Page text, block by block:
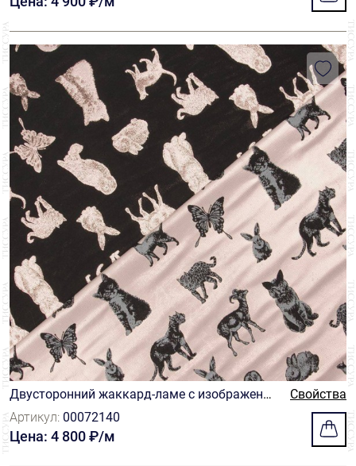
Двусторонний жаккард-ламе с изображение
м животных
Свойства
Артикул: 00072140
Цена: 4 800 ₽/м